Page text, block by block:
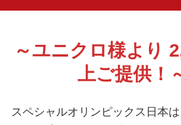
～ユニクロ様より
上ご提供！
スペシャルオリンピックス日本